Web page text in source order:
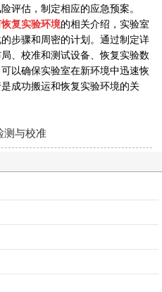
评估，制定相应的应急预案。
复实验环境的相关介绍，实验室
步骤和周密的计划。通过制定详
、校准和测试设备、恢复实验数
以确保实验室在新环境中迅速恢
成功搬运和恢复实验环境的关
测与校准